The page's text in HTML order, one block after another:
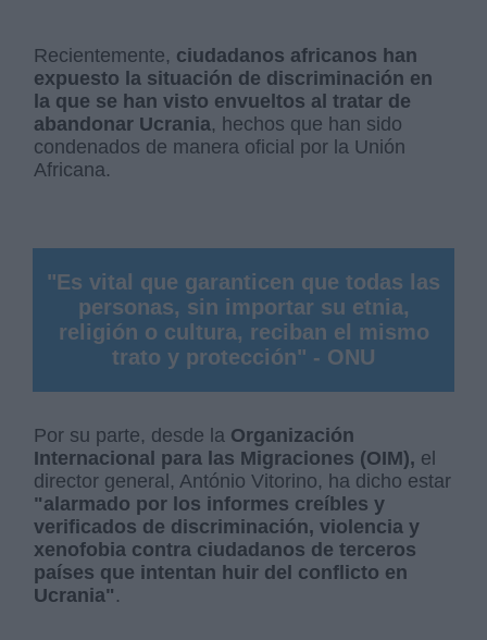
Recientemente, ciudadanos africanos han
expuesto la situación de discriminación en
la que se han visto envueltos al tratar de
abandonar Ucrania, hechos que han sido
condenados de manera oficial por la Unión
Africana.
"Es vital que garanticen que todas las
personas, sin importar su etnia,
religión o cultura, reciban el mismo
trato y protección" - ONU
Por su parte, desde la Organización
Internacional para las Migraciones (OIM), el
director general, António Vitorino, ha dicho estar
"alarmado por los informes creíbles y
verificados de discriminación, violencia y
xenofobia contra ciudadanos de terceros
países que intentan huir del conflicto en
Ucrania" .